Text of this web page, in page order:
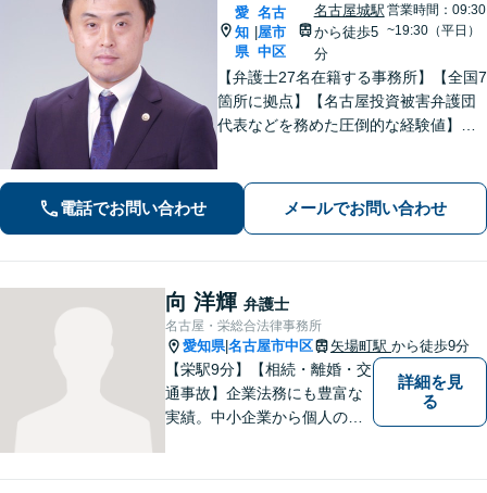
愛
知
県
名古
屋市
中区
名古屋城駅
から徒歩5
分
営業時間：09:30
~19:30（平日）
【弁護士27名在籍する事務所】【全国7
箇所に拠点】【名古屋投資被害弁護団
代表などを務めた圧倒的な経験値】投
せください【初回相談無料】【メディ
ア出演やセミナー講演多数】
電話でお問い合わせ メールでお問い合わせ
向 洋輝 弁護士
名古屋・栄総合法律事務所
愛知県|名古屋市中区 矢場町駅 から徒歩9分
【栄駅9分】【相続・離婚・交
通事故】企業法務にも豊富な
実績。中小企業から個人の方
詳細を見
る